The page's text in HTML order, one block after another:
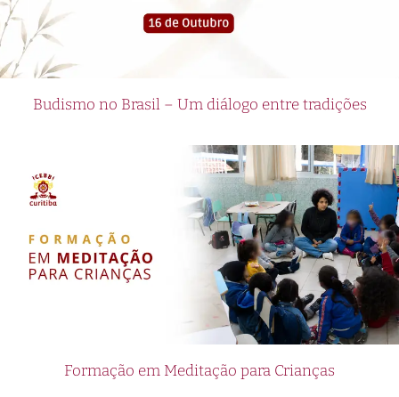
Budismo no Brasil – Um diálogo entre tradições
Formação em Meditação para Crianças